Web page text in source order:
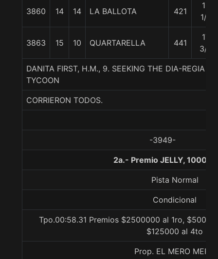
3860 14 14 LA BALLOTA 421
15
1/2
3863 15 10 QUARTARELLA 441
17
3/4
DANITA FIRST, H.M., 9. SEEKING THE DIA-REGIA
TYCOON
CORRIERON TODOS.
-3949-
2a.- Premio JELLY, 1000
Pista Normal
Condicional
Tpo.00:58.31 Premios $2500000 al 1ro,
$125000 al 4to
Prop. EL MERO MERO